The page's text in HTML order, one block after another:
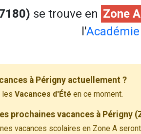
se trouve en Zone A
l'
à Périgny actuellement ?
les Vacances d'Été en ce moment.
prochaines vacances à Périgny
vacances scolaires en Zone A